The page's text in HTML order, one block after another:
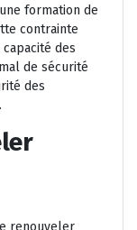
formation de
contrainte
des
de sécurité
des
renouveler